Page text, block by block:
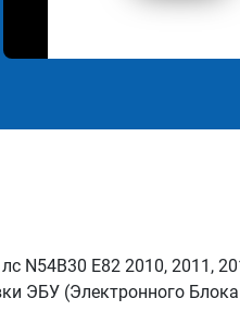
N54B30 E82 2010, 2011,
ЭБУ (Электронного